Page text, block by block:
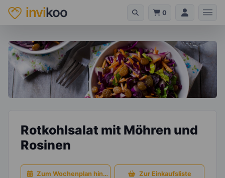
invikoo 0
Rotkohlsalat mit Möhren und
Rosinen
Zum Wochenplan hinzufügen Zur Einkaufsliste